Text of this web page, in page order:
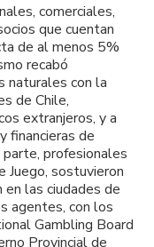
comerciales,
que cuentan
de al menos 5%
recabó
naturales con la
de Chile,
extranjeros, y a
financieras de
parte, profesionales
Juego, sostuvieron
las ciudades de
agentes, con los
Gambling Board
Provincial de